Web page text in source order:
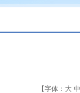
【字体： 大 中